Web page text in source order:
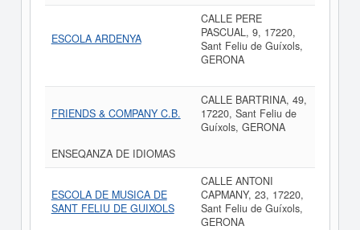
ESCOLA ARDENYA
CALLE PERE
PASCUAL, 9, 17220,
Sant Feliu de Guíxols,
GERONA
FRIENDS & COMPANY C.B.
CALLE BARTRINA, 49,
17220, Sant Feliu de
Guíxols, GERONA
ENSEQANZA DE IDIOMAS
ESCOLA DE MUSICA DE
SANT FELIU DE GUIXOLS
CALLE ANTONI
CAPMANY, 23, 17220,
Sant Feliu de Guíxols,
GERONA